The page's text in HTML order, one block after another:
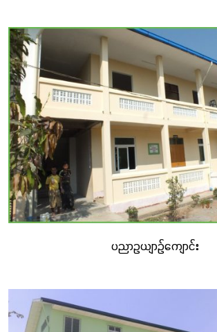
အထောက်အကူပြုနိုင်ခဲ့သည်။
“ကောင်းမွန်စွာပညာသင်ကြားခွင့်မရခဲ့လျှင် ကေ
ဂါတ်ကို မျှော်လင့်မရနိုင်”
အခမဲ့ပညာရေးကျောင်းဖြစ်သော်လည်း ပညာ
ကိုက်ညီသော စာသင်ကျောင်းဖြစ်ခြင်းကြေ
နေထိုင်ကြသော ဒေသခံကလေးများအတွက်
အခွင့်အလမ်းများ တိုးတက်လာစေသည်။ နေ
သက်တောင့်သက်သာနှင့် လုံခြုံကောင်းမွန်သော
စာသင်ကြားရန် စိတ်အားထက်သန်လာခြင်း၊
ပညာဥယျာဉ်ကျောင်း